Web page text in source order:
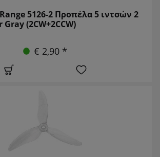
5126-2 Προπέλα 5 ιντσών 2
(2CW+2CCW)
€ 2,90 *